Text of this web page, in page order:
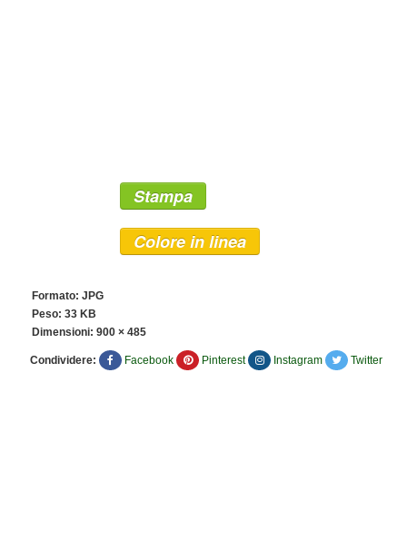
Stampa
Colore in linea
Formato: JPG
Peso: 33 KB
Dimensioni: 900 × 485
Condividere: Facebook Pinterest Instagram Twitter